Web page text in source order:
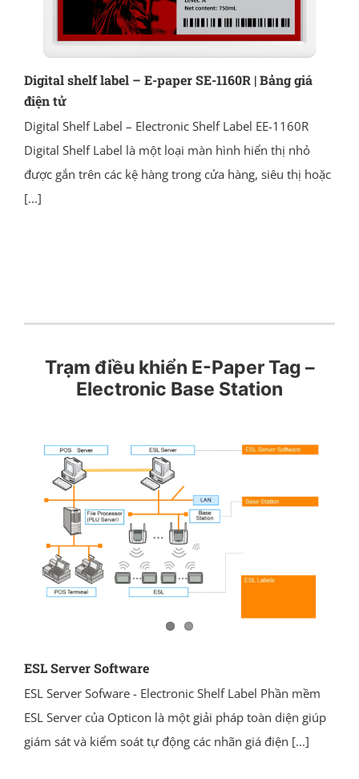
Digital shelf label – E-paper SE-1160R | Bảng giá
điện tử
Digital Shelf Label – Electronic Shelf Label EE-1160R
Digital Shelf Label là một loại màn hình hiển thị nhỏ
được gắn trên các kệ hàng trong cửa hàng, siêu thị hoặc
[...]
Trạm điều khiển E-Paper Tag –
Electronic Base Station
ESL Server Software
ESL Server Sofware - Electronic Shelf Label Phần mềm
ESL Server của Opticon là một giải pháp toàn diện giúp
giám sát và kiểm soát tự động các nhãn giá điện [...]